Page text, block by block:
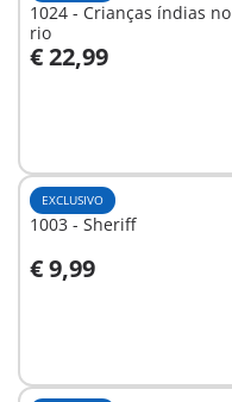
1024 - Crianças índias no
rio
€ 22,99
Ao carrinho
EXCLUSIVO
1003 - Sheriff
€ 9,99
Ao carrinho